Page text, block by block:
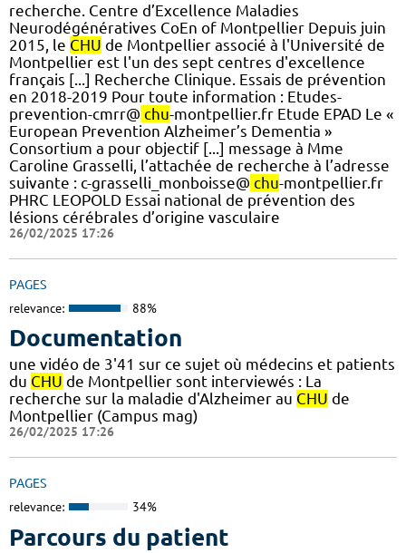
recherche. Centre d’Excellence Maladies
Neurodégénératives CoEn of Montpellier Depuis juin
2015, le CHU de Montpellier associé à l'Université de
Montpellier est l'un des sept centres d'excellence
français [...] Recherche Clinique. Essais de prévention
en 2018-2019 Pour toute information : Etudes-
prevention-cmrr@ chu-montpellier.fr Etude EPAD Le «
European Prevention Alzheimer’s Dementia »
Consortium a pour objectif [...] message à Mme
Caroline Grasselli, l’attachée de recherche à l’adresse
suivante : c-grasselli_monboisse@ chu-montpellier.fr
PHRC LEOPOLD Essai national de prévention des
lésions cérébrales d’origine vasculaire
26/02/2025 17:26
PAGES
relevance: 88%
Documentation
une vidéo de 3'41 sur ce sujet où médecins et patients
du CHU de Montpellier sont interviewés : La
recherche sur la maladie d'Alzheimer au CHU de
Montpellier (Campus mag)
26/02/2025 17:26
PAGES
relevance: 34%
Parcours du patient